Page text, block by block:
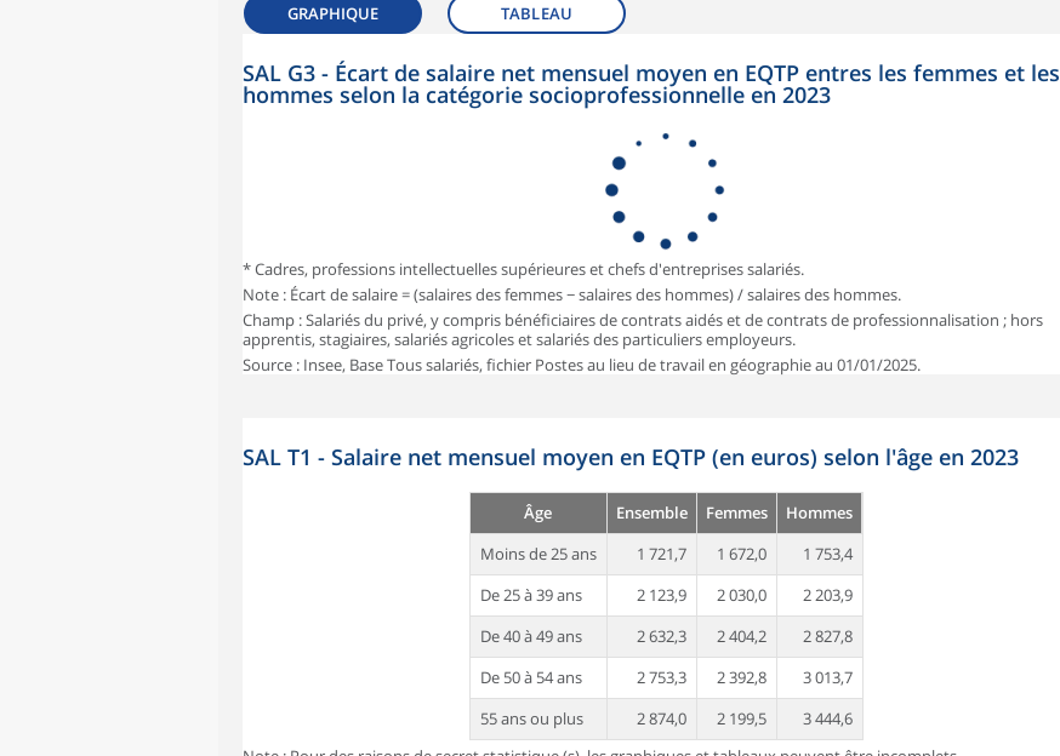
GRAPHIQUE TABLEAU
SAL G3 - Écart de salaire net mensuel moyen en EQTP entres les femmes et les
hommes selon la catégorie socioprofessionnelle en 2023
* Cadres, professions intellectuelles supérieures et chefs d'entreprises salariés.
Note : Écart de salaire = (salaires des femmes − salaires des hommes) / salaires des hommes.
Champ : Salariés du privé, y compris bénéficiaires de contrats aidés et de contrats de professionnalisation ; hors
apprentis, stagiaires, salariés agricoles et salariés des particuliers employeurs.
Source : Insee, Base Tous salariés, fichier Postes au lieu de travail en géographie au 01/01/2025.
SAL T1 - Salaire net mensuel moyen en EQTP (en euros) selon l'âge en 2023
Âge Ensemble Femmes
Hommes
Moins de 25 ans
1 721,7 1 672,0
1 753,4
De 25 à 39 ans
2 123,9 2 030,0
2 203,9
De 40 à 49 ans
2 632,3 2 404,2
2 827,8
De 50 à 54 ans
2 753,3 2 392,8
3 013,7
55 ans ou plus
2 874,0 2 199,5
3 444,6